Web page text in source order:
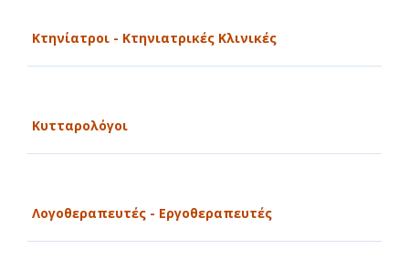
Κτηνίατροι - Κτηνιατρικές Κλινικές
Κυτταρολόγοι
Λογοθεραπευτές - Εργοθεραπευτές